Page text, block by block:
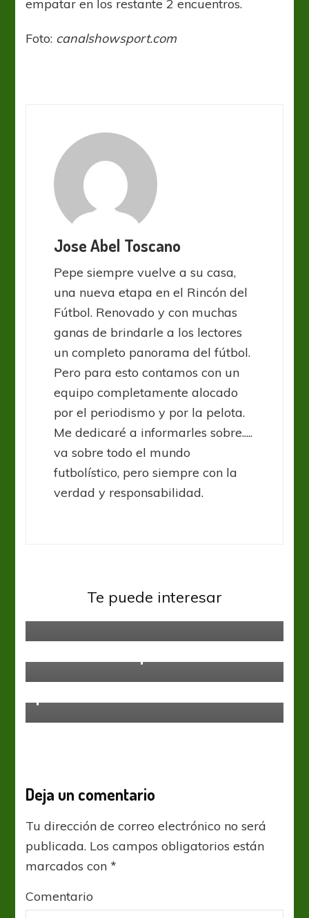
empatar en los restante 2 encuentros.
Foto: canalshowsport.com
Jose Abel Toscano
Pepe siempre vuelve a su casa,
una nueva etapa en el Rincón del
Fútbol. Renovado y con muchas
ganas de brindarle a los lectores
un completo panorama del fútbol.
Pero para esto contamos con un
equipo completamente alocado
por el periodismo y por la pelota.
Me dedicaré a informarles sobre.....
va sobre todo el mundo
futbolístico, pero siempre con la
verdad y responsabilidad.
Te puede interesar
Pretende recuperarse ante el
Deja un comentario
Tu dirección de correo electrónico no será
publicada. Los campos obligatorios están
marcados con*
Comentario